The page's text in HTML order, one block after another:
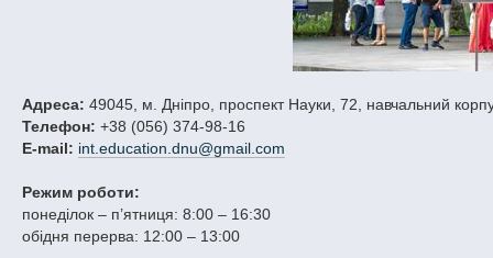
Адреса: 49045, м. Дніпро, проспект Науки, 72, навчальний
Телефон: +38 (056) 374-98-16
E-mail: int.education.dnu@gmail.com
Режим роботи:
понеділок – п’ятниця: 8:00 – 16:30
обідня перерва: 12:00 – 13:00